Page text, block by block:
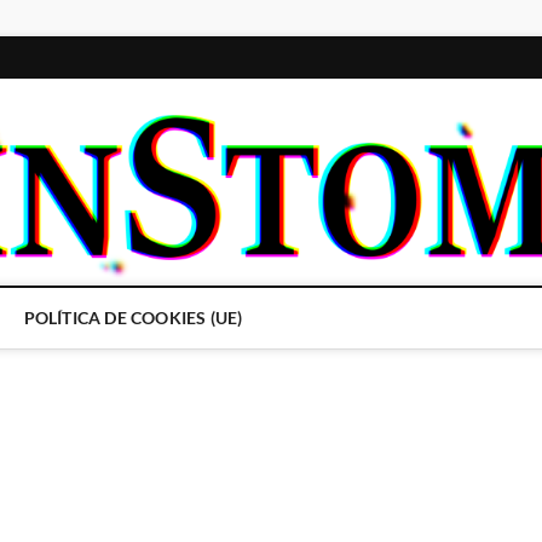
POLÍTICA DE COOKIES (UE)